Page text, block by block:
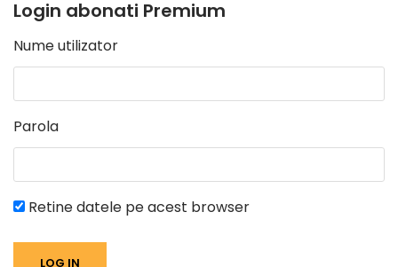
Login abonati Premium
Nume utilizator
Parola
Retine datele pe acest browser